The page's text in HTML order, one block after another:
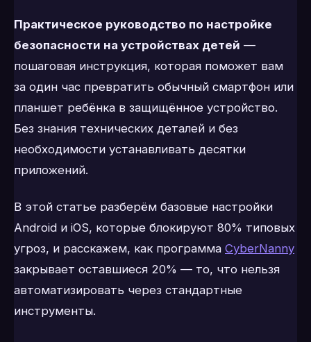
Практическое руководство по настройке
безопасности на устройствах детей —
пошаговая инструкция, которая поможет вам
за один час превратить обычный смартфон или
планшет ребёнка в защищённое устройство.
Без знания технических деталей и без
необходимости устанавливать десятки
приложений.
В этой статье разберём базовые настройки
Android и iOS, которые блокируют 80% типовых
угроз, и расскажем, как программа CyberNanny
закрывает оставшиеся 20% — то, что нельзя
автоматизировать через стандартные
инструменты.